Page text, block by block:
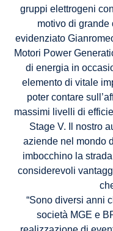
gruppi elettrogeni
motivo di grande
evidenziato
Motori Power
di energia in
elemento di vitale
poter contare
massimi livelli di
Stage V. Il nostro
aziende nel mondo
imbocchino la
considerevoli
“Sono diversi anni
società MGE e